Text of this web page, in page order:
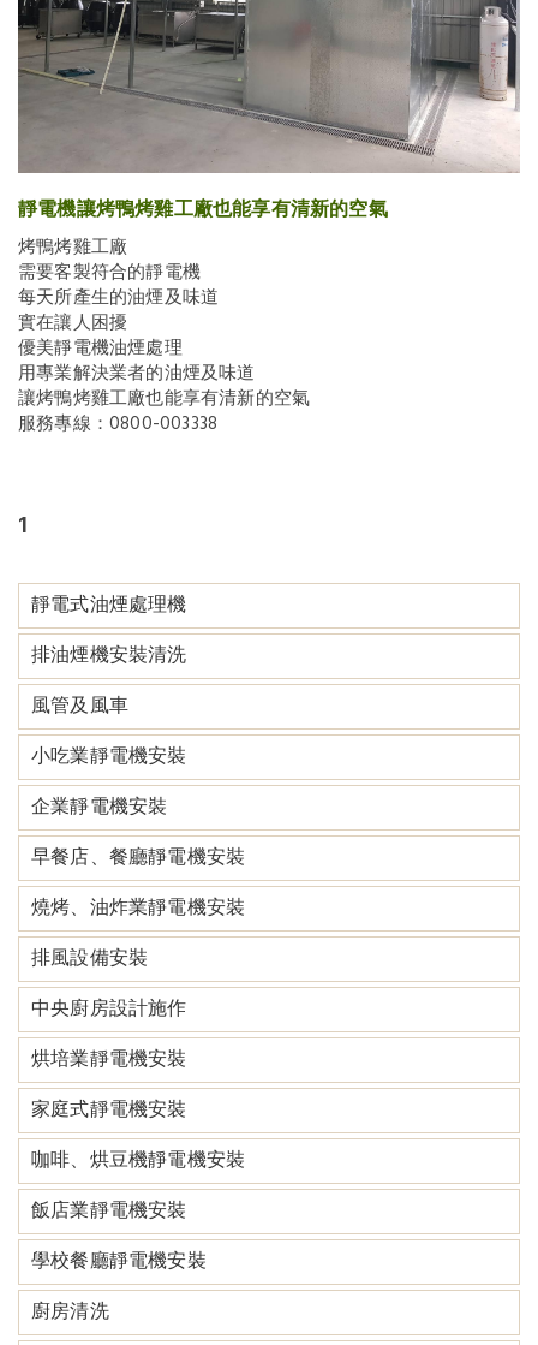
靜電機讓烤鴨烤雞工廠也能享有清新的空氣
烤鴨烤雞工廠
需要客製符合的靜電機
每天所產生的油煙及味道
實在讓人困擾
優美靜電機油煙處理
用專業解決業者的油煙及味道
讓烤鴨烤雞工廠也能享有清新的空氣
服務專線：0800-003338
1
靜電式油煙處理機
排油煙機安裝清洗
風管及風車
小吃業靜電機安裝
企業靜電機安裝
早餐店、餐廳靜電機安裝
燒烤、油炸業靜電機安裝
排風設備安裝
中央廚房設計施作
烘培業靜電機安裝
家庭式靜電機安裝
咖啡、烘豆機靜電機安裝
飯店業靜電機安裝
學校餐廳靜電機安裝
廚房清洗